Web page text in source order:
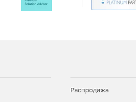
Распродажа